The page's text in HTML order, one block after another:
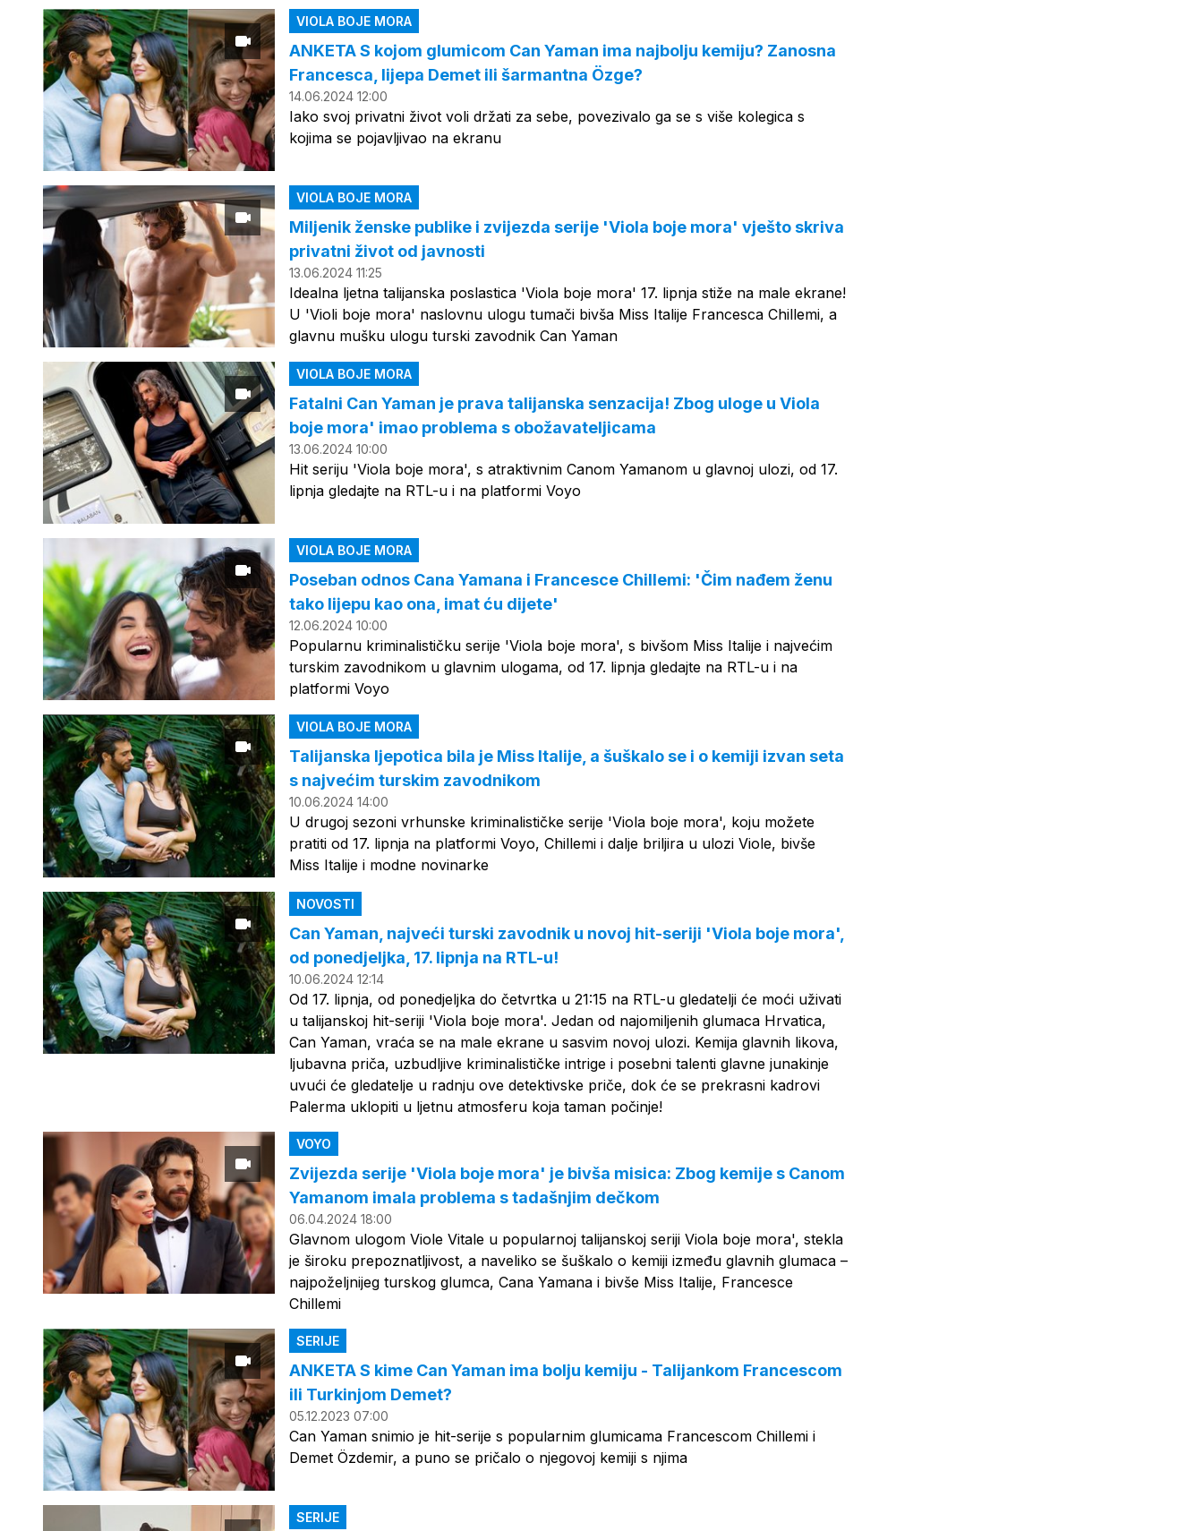
VIOLA BOJE MORA
ANKETA S kojom glumicom Can Yaman ima najbolju kemiju? Zanosna
Francesca, lijepa Demet ili šarmantna Özge?
14.06.2024 12:00
Iako svoj privatni život voli držati za sebe, povezivalo ga se s više kolegica s
kojima se pojavljivao na ekranu
VIOLA BOJE MORA
Miljenik ženske publike i zvijezda serije 'Viola boje mora' vješto skriva
privatni život od javnosti
13.06.2024 11:25
Idealna ljetna talijanska poslastica 'Viola boje mora' 17. lipnja stiže na male ekrane!
U 'Violi boje mora' naslovnu ulogu tumači bivša Miss Italije Francesca Chillemi, a
glavnu mušku ulogu turski zavodnik Can Yaman
VIOLA BOJE MORA
Fatalni Can Yaman je prava talijanska senzacija! Zbog uloge u Viola
boje mora' imao problema s obožavateljicama
13.06.2024 10:00
Hit seriju 'Viola boje mora', s atraktivnim Canom Yamanom u glavnoj ulozi, od 17.
lipnja gledajte na RTL-u i na platformi Voyo
VIOLA BOJE MORA
Poseban odnos Cana Yamana i Francesce Chillemi: 'Čim nađem ženu
tako lijepu kao ona, imat ću dijete'
12.06.2024 10:00
Popularnu kriminalističku serije 'Viola boje mora', s bivšom Miss Italije i najvećim
turskim zavodnikom u glavnim ulogama, od 17. lipnja gledajte na RTL-u i na
platformi Voyo
VIOLA BOJE MORA
Talijanska ljepotica bila je Miss Italije, a šuškalo se i o kemiji izvan seta
s najvećim turskim zavodnikom
10.06.2024 14:00
U drugoj sezoni vrhunske kriminalističke serije 'Viola boje mora', koju možete
pratiti od 17. lipnja na platformi Voyo, Chillemi i dalje briljira u ulozi Viole, bivše
Miss Italije i modne novinarke
NOVOSTI
Can Yaman, najveći turski zavodnik u novoj hit-seriji 'Viola boje mora',
od ponedjeljka, 17. lipnja na RTL-u!
10.06.2024 12:14
Od 17. lipnja, od ponedjeljka do četvrtka u 21:15 na RTL-u gledatelji će moći uživati
u talijanskoj hit-seriji 'Viola boje mora'. Jedan od najomiljenih glumaca Hrvatica,
Can Yaman, vraća se na male ekrane u sasvim novoj ulozi. Kemija glavnih likova,
ljubavna priča, uzbudljive kriminalističke intrige i posebni talenti glavne junakinje
uvući će gledatelje u radnju ove detektivske priče, dok će se prekrasni kadrovi
Palerma uklopiti u ljetnu atmosferu koja taman počinje!
VOYO
Zvijezda serije 'Viola boje mora' je bivša misica: Zbog kemije s Canom
Yamanom imala problema s tadašnjim dečkom
06.04.2024 18:00
Glavnom ulogom Viole Vitale u popularnoj talijanskoj seriji Viola boje mora', stekla
je široku prepoznatljivost, a naveliko se šuškalo o kemiji između glavnih glumaca –
najpoželjnijeg turskog glumca, Cana Yamana i bivše Miss Italije, Francesce
Chillemi
SERIJE
ANKETA S kime Can Yaman ima bolju kemiju - Talijankom Francescom
ili Turkinjom Demet?
05.12.2023 07:00
Can Yaman snimio je hit-serije s popularnim glumicama Francescom Chillemi i
Demet Özdemir, a puno se pričalo o njegovoj kemiji s njima
SERIJE